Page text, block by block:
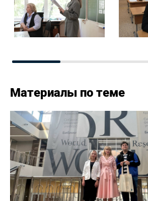
Материалы по теме